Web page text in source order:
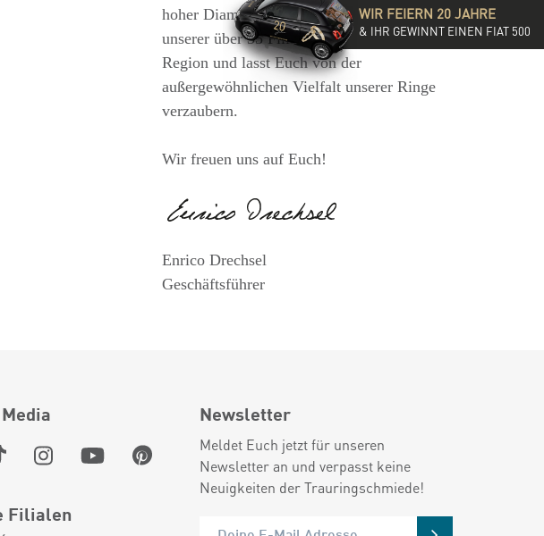
hoher Diamantkompetenz. Besucht eine
unserer über 35 Filialen in der DACH-
Region und lasst Euch von der
außergewöhnlichen Vielfalt unserer Ringe
verzaubern.
Wir freuen uns auf Euch!
Enrico Drechsel
Geschäftsführer
Filialen
Newsletter
Meldet Euch jetzt für unseren
Newsletter an und verpasst keine
Neuigkeiten der Trauringschmiede!
WIR FEIERN 20 JAHRE
& IHR GEWINNT EINEN FIAT 500